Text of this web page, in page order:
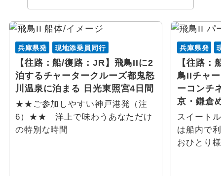
兵庫県発 現地添乗員同行
【往路：船/復路：JR】飛鳥IIに2
泊するチャータークルーズ都鬼怒
川温泉に泊まる 日光東照宮4日間
★★ご参加しやすい神戸港発（注
6）★★ 洋上で味わうあなただけ
の特別な時間
兵庫県発
【往路：
鳥IIチャ
ーコンチ
京・鎌倉
スイート
は船内で
おひとり